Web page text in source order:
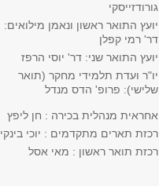
גורודזייסקי
יועץ התואר ראשון ונאמן מילואים:
דר' רמי קפלן
יועץ התואר שני: דר' יוסי הרפז
יו"ר ועדת תלמידי מחקר (תואר
שלישי): פרופ' הדס מנדל
אחראית מנהלית בכירה : חן ליפץ
רכזת תארים מתקדמים : יוכי בינקי
רכזת תואר ראשון : מאי אסל